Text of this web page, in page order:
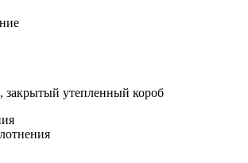
закрытый утепленный короб